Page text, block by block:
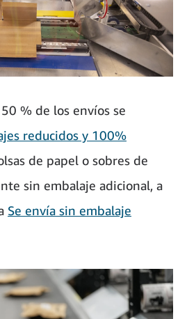
% de los envíos se
reducidos y 100%
de papel o sobres de
sin embalaje adicional, a
Se envía sin embalaje